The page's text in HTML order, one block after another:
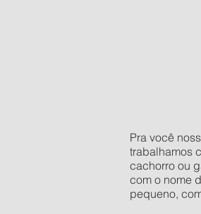
Pra você
trabalhamos
cachorro ou
com o nome
pequeno,